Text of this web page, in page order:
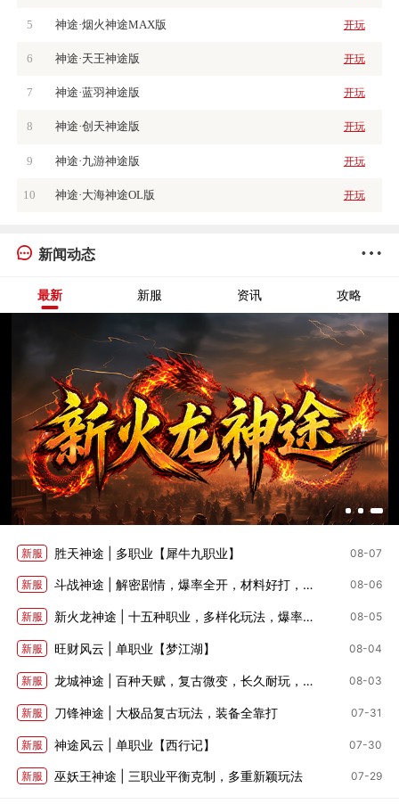
5 神途·烟火神途MAX版 开玩
6 神途·天王神途版 开玩
7 神途·蓝羽神途版 开玩
8 神途·创天神途版 开玩
9 神途·九游神途版 开玩
10 神途·大海神途OL版 开玩
新闻动态
最新 新服 资讯 攻略
新服 胜天神途 | 多职业【犀牛九职业】 08-07
新服 斗战神途 | 解密剧情，爆率全开，材料好打，深度养成 08-06
新服 新火龙神途 | 十五种职业，多样化玩法，爆率适中 08-05
新服 旺财风云 | 单职业【梦江湖】 08-04
新服 龙城神途 | 百种天赋，复古微变，长久耐玩，全部靠打 08-03
新服 刀锋神途 | 大极品复古玩法，装备全靠打 07-31
新服 神途风云 | 单职业【西行记】 07-30
新服 巫妖王神途 | 三职业平衡克制，多重新颖玩法 07-29